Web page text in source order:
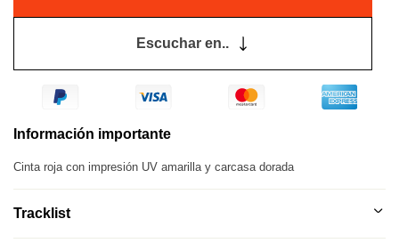
Escuchar en..
Información importante
Cinta roja con impresión UV amarilla y carcasa dorada
Tracklist